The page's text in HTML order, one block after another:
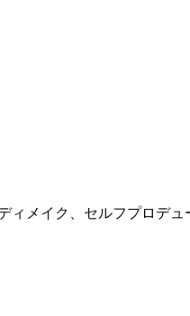
メイク、セルフプロデュ